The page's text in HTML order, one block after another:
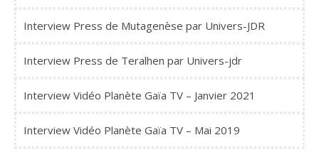
Interview Press de Mutagenèse par Univers-JDR
Interview Press de Teralhen par Univers-jdr
Interview Vidéo Planète Gaïa TV – Janvier 2021
Interview Vidéo Planète Gaïa TV – Mai 2019